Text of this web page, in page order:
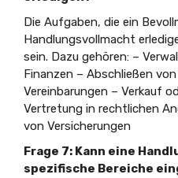
Die Aufgaben, die ein
Handlungsvollmacht
sein. Dazu gehören: –
Finanzen – Abschließen
Vereinbarungen – Verkauf
Vertretung in rechtlichen
von Versicherungen
Frage 7: Kann eine
spezifische Bereiche